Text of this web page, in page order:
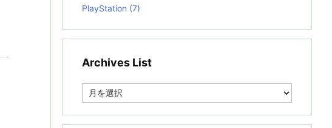
PlayStation (7)
Archives List